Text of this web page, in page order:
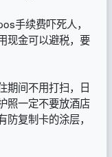
手续费吓死人，
现金可以避税，要
期间不用打扫，日
照一定不要放酒店
复制卡的涂层，